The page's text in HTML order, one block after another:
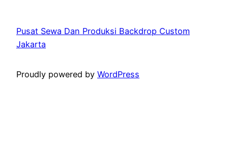
Pusat Sewa Dan Produksi Backdrop Custom
Jakarta
Proudly powered by WordPress